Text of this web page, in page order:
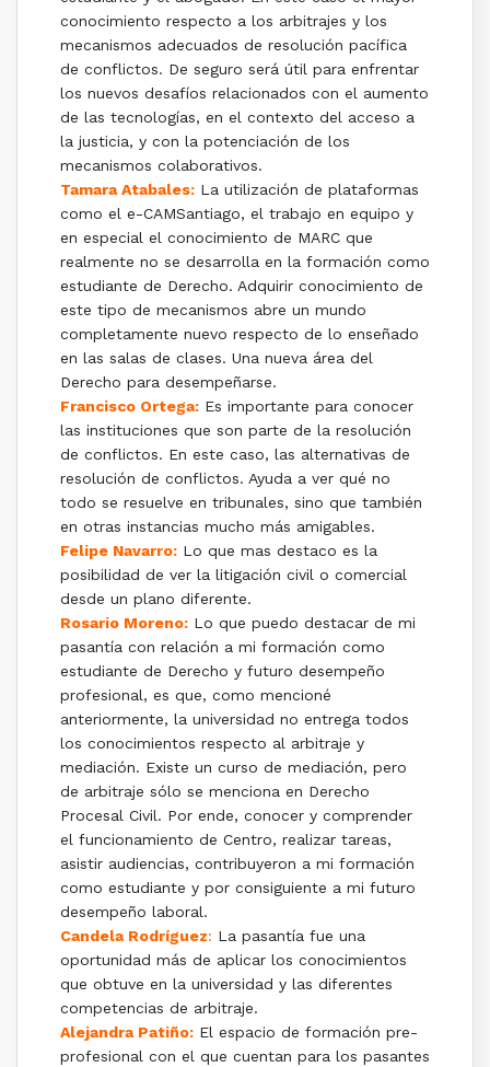
conocimiento respecto a los arbitrajes y los
mecanismos adecuados de resolución pacífica
de conflictos. De seguro será útil para enfrentar
los nuevos desafíos relacionados con el aumento
de las tecnologías, en el contexto del acceso a
la justicia, y con la potenciación de los
mecanismos colaborativos.
Tamara Atabales:La utilización de plataformas
como el e-CAMSantiago, el trabajo en equipo y
en especial el conocimiento de MARC que
realmente no se desarrolla en la formación como
estudiante de Derecho. Adquirir conocimiento de
este tipo de mecanismos abre un mundo
completamente nuevo respecto de lo enseñado
en las salas de clases. Una nueva área del
Derecho para desempeñarse.
Francisco Ortega:Es importante para conocer
las instituciones que son parte de la resolución
de conflictos. En este caso, las alternativas de
resolución de conflictos. Ayuda a ver qué no
todo se resuelve en tribunales, sino que también
en otras instancias mucho más amigables.
Felipe Navarro:Lo que mas destaco es la
posibilidad de ver la litigación civil o comercial
desde un plano diferente.
Rosario Moreno: Lo que puedo destacar de mi
pasantía con relación a mi formación como
estudiante de Derecho y futuro desempeño
profesional, es que, como mencioné
anteriormente, la universidad no entrega todos
los conocimientos respecto al arbitraje y
mediación. Existe un curso de mediación, pero
de arbitraje sólo se menciona en Derecho
Procesal Civil. Por ende, conocer y comprender
el funcionamiento de Centro, realizar tareas,
asistir audiencias, contribuyeron a mi formación
como estudiante y por consiguiente a mi futuro
desempeño laboral.
Candela Rodríguez: La pasantía fue una
oportunidad más de aplicar los conocimientos
que obtuve en la universidad y las diferentes
competencias de arbitraje.
Alejandra Patiño: El espacio de formación pre-
profesional con el que cuentan para los pasantes